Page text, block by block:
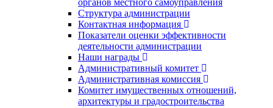
Структура администрации
Контактная информация
Показатели оценки эффективности
деятельности администрации
Наши награды
Административный комитет
Административная комиссия
Комитет имущественных отношений,
архитектуры и градостроительства